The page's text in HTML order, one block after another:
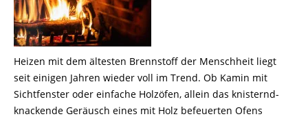
Heizen mit dem ältesten Brennstoff der Menschheit liegt
seit einigen Jahren wieder voll im Trend. Ob Kamin mit
Sichtfenster oder einfache Holzöfen, allein das knisternd-
knackende Geräusch eines mit Holz befeuerten Ofens